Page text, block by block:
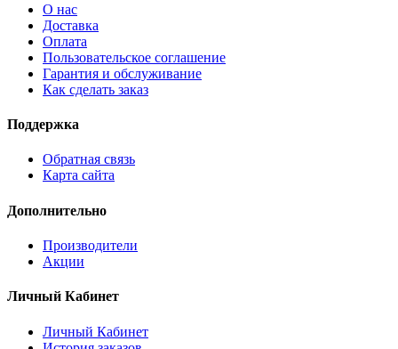
О нас
Доставка
Оплата
Пользовательское соглашение
Гарантия и обслуживание
Как сделать заказ
Поддержка
Обратная связь
Карта сайта
Дополнительно
Производители
Акции
Личный Кабинет
Личный Кабинет